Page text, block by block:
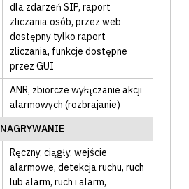
dla zdarzeń SIP, raport
zliczania osób, przez web
dostępny tylko raport
zliczania, funkcje dostępne
przez GUI
ANR, zbiorcze wyłączanie akcji
alarmowych (rozbrajanie)
NAGRYWANIE
Ręczny, ciągły, wejście
alarmowe, detekcja ruchu, ruch
lub alarm, ruch i alarm,